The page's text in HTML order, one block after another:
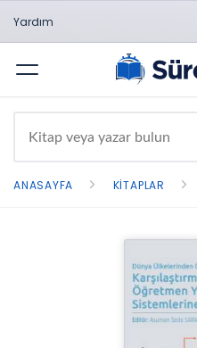
Yardım
Menü
ANASAYFA KITAPLAR